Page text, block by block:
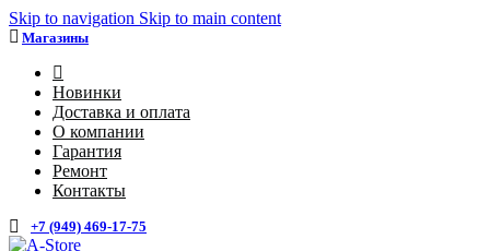
Skip to navigation Skip to main content
Магазины
Новинки
Доставка и оплата
О компании
Гарантия
Ремонт
Контакты
+7 (949) 469-17-75